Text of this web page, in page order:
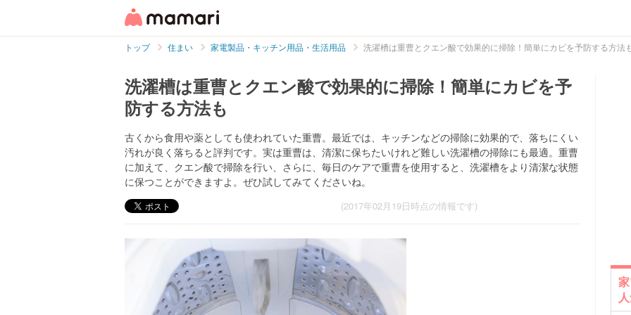
トップ 住まい 家電製品・キッチン用品・生活用品 洗濯槽は重曹とクエン酸で効果的に掃除！簡単にカビを予防する方法
洗濯槽は重曹とクエン酸で効果的に掃除！簡単にカビを予
防する方法も
古くから食用や薬としても使われていた重曹。最近では、キッチンなどの掃除に効果的で、落ちにくい
汚れが良く落ちると評判です。実は重曹は、清潔に保ちたいけれど難しい洗濯槽の掃除にも最適。重曹
に加えて、クエン酸で掃除を行い、さらに、毎日のケアで重曹を使用すると、洗濯槽をより清潔な状態
に保つことができますよ。ぜひ試してみてくださいね。
(2017年02月19日時点の情報です)